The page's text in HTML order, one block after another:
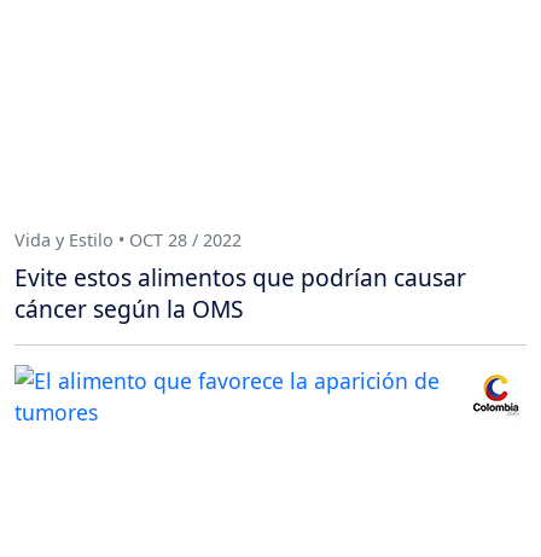
Vida y Estilo • OCT 28 / 2022
Evite estos alimentos que podrían causar
cáncer según la OMS